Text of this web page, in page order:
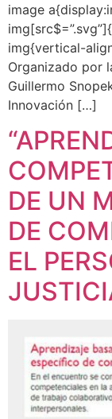
image
img{vertical-
Organizado por
Guillermo
Innovación […]
DE UN
DE
EL